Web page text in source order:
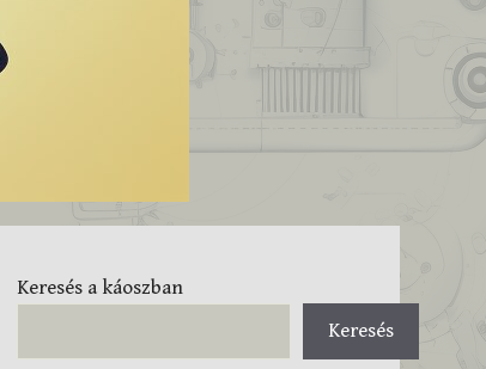
Keresés a káoszban
Keresés